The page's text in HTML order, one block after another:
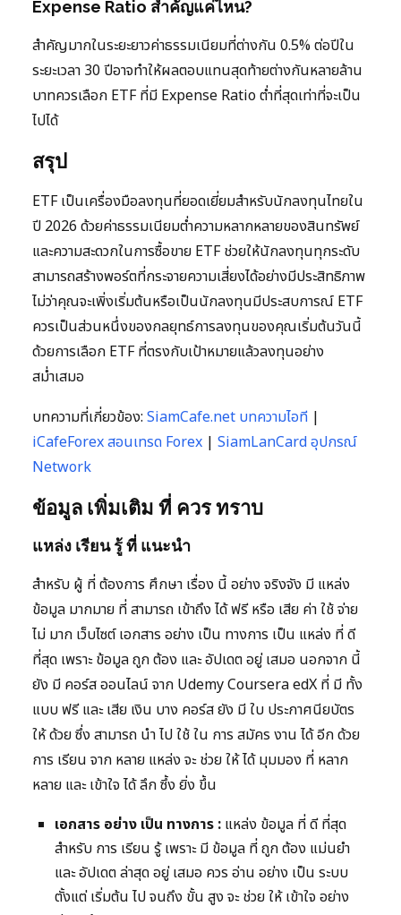
Expense Ratio สำคัญแค่ไหน?
สำคัญมากในระยะยาวค่าธรรมเนียมที่ต่างกัน 0.5% ต่อปีใน
ระยะเวลา 30 ปีอาจทำให้ผลตอบแทนสุดท้ายต่างกันหลายล้าน
บาทควรเลือก ETF ที่มี Expense Ratio ต่ำที่สุดเท่าที่จะเป็น
ไปได้
สรุป
ETF เป็นเครื่องมือลงทุนที่ยอดเยี่ยมสำหรับนักลงทุนไทยใน
ปี 2026 ด้วยค่าธรรมเนียมต่ำความหลากหลายของสินทรัพย์
และความสะดวกในการซื้อขาย ETF ช่วยให้นักลงทุนทุกระดับ
สามารถสร้างพอร์ตที่กระจายความเสี่ยงได้อย่างมีประสิทธิภาพ
ไม่ว่าคุณจะเพิ่งเริ่มต้นหรือเป็นนักลงทุนมีประสบการณ์ ETF
ควรเป็นส่วนหนึ่งของกลยุทธ์การลงทุนของคุณเริ่มต้นวันนี้
ด้วยการเลือก ETF ที่ตรงกับเป้าหมายแล้วลงทุนอย่าง
สม่ำเสมอ
บทความที่เกี่ยวข้อง: SiamCafe.net บทความไอที |
iCafeForex สอนเทรด Forex | SiamLanCard อุปกรณ์
Network
ข้อมูล เพิ่มเติม ที่ ควร ทราบ
แหล่ง เรียน รู้ ที่ แนะนำ
สำหรับ ผู้ ที่ ต้องการ ศึกษา เรื่อง นี้ อย่าง จริงจัง มี แหล่ง
ข้อมูล มากมาย ที่ สามารถ เข้าถึง ได้ ฟรี หรือ เสีย ค่า ใช้ จ่าย
ไม่ มาก เว็บไซต์ เอกสาร อย่าง เป็น ทางการ เป็น แหล่ง ที่ ดี
ที่สุด เพราะ ข้อมูล ถูก ต้อง และ อัปเดต อยู่ เสมอ นอกจาก นี้
ยัง มี คอร์ส ออนไลน์ จาก Udemy Coursera edX ที่ มี ทั้ง
แบบ ฟรี และ เสีย เงิน บาง คอร์ส ยัง มี ใบ ประกาศนียบัตร
ให้ ด้วย ซึ่ง สามารถ นำ ไป ใช้ ใน การ สมัคร งาน ได้ อีก ด้วย
การ เรียน จาก หลาย แหล่ง จะ ช่วย ให้ ได้ มุมมอง ที่ หลาก
หลาย และ เข้าใจ ได้ ลึก ซึ้ง ยิ่ง ขึ้น
เอกสาร อย่าง เป็น ทางการ : แหล่ง ข้อมูล ที่ ดี ที่สุด
สำหรับ การ เรียน รู้ เพราะ มี ข้อมูล ที่ ถูก ต้อง แม่นยำ
และ อัปเดต ล่าสุด อยู่ เสมอ ควร อ่าน อย่าง เป็น ระบบ
ตั้งแต่ เริ่มต้น ไป จนถึง ขั้น สูง จะ ช่วย ให้ เข้าใจ อย่าง